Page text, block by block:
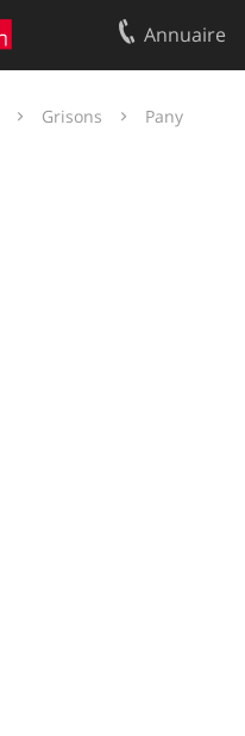
Annuaire
Grisons Pany